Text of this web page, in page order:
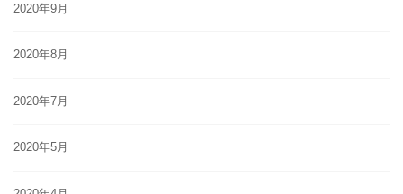
2020年9月
2020年8月
2020年7月
2020年5月